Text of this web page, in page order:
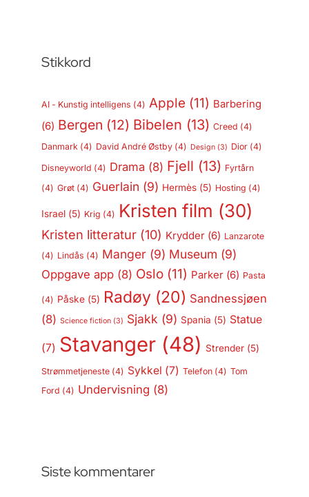
Stikkord
AI - Kunstig intelligens (4) Apple (11) Barbering
(6) Bergen (12) Bibelen (13) Creed (4)
Danmark (4) David André Østby(4) Design(3) Dior(4)
Disneyworld (4) Drama (8) Fjell (13) Fyrtårn
(4) Grøt(4) Guerlain (9) Hermès(5) Hosting (4)
Israel(5) Krig (4) Kristen film (30)
Kristen litteratur(10) Krydder(6) Lanzarote
(4) Lindås (4) Manger(9) Museum (9)
Oppgave app(8) Oslo(11) Parker(6) Pasta
(4) Påske(5) Radøy(20) Sandnessjøen
(8) Science fiction(3) Sjakk (9) Spania (5) Statue
(7) Stavanger(48) Strender(5)
Strømmetjeneste(4) Sykkel (7) Telefon(4) Tom
Ford (4) Undervisning (8)
Siste kommentarer